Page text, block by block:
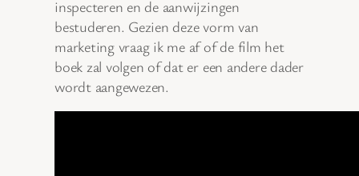
inspecteren en de aanwijzingen
bestuderen. Gezien deze vorm van
marketing vraag ik me af of de film het
boek zal volgen of dat er een andere dader
wordt aangewezen.